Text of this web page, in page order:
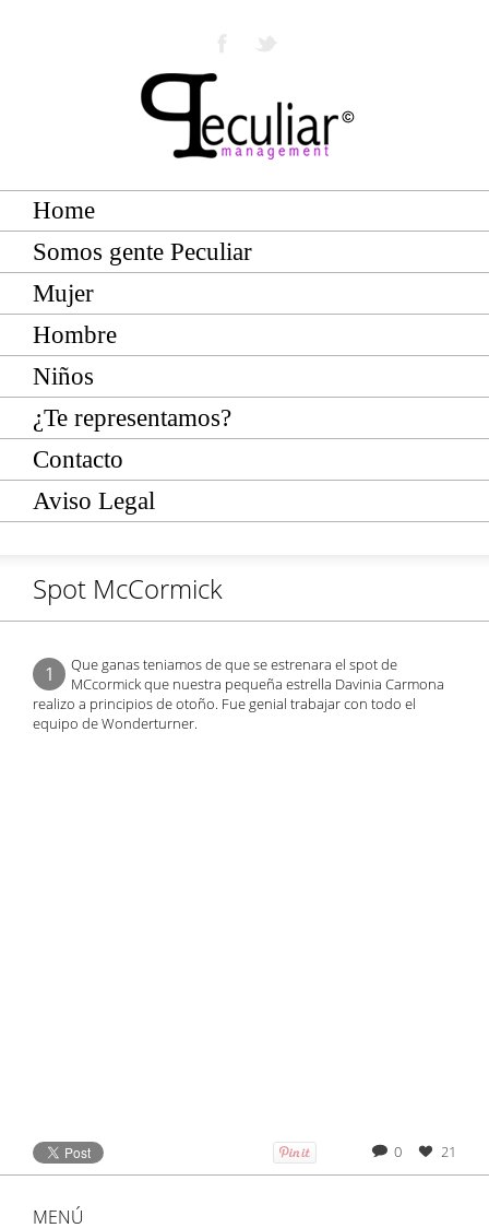
Home
Somos gente Peculiar
Mujer
Hombre
Niños
¿Te representamos?
Contacto
Aviso Legal
Spot McCormick
1
Que ganas teniamos de que se estrenara el spot de
MCcormick que nuestra pequeña estrella Davinia Carmona
realizo a principios de otoño. Fue genial trabajar con todo el
equipo de Wonderturner.
0 21
MENÚ